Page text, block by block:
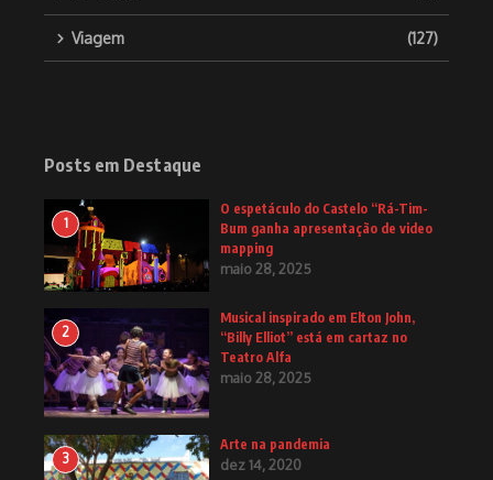
Viagem (127)
Posts em Destaque
1
O espetáculo do Castelo “Rá-Tim-
Bum ganha apresentação de video
mapping
maio 28, 2025
2
Musical inspirado em Elton John,
“Billy Elliot” está em cartaz no
Teatro Alfa
maio 28, 2025
3
Arte na pandemia
dez 14, 2020